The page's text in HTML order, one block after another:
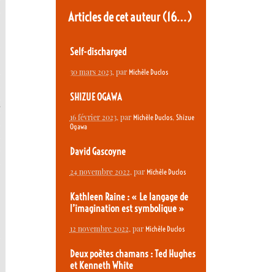
Articles de cet auteur(16…)
Self-discharged
30 mars 2023, par Michèle Duclos
SHIZUE OGAWA
16 février 2023, par Michèle Duclos, Shizue
Ogawa
David Gascoyne
24 novembre 2022, par Michèle Duclos
Kathleen Raine : « Le langage de
l’imagination est symbolique »
12 novembre 2022, par Michèle Duclos
Deux poètes chamans : Ted Hughes
et Kenneth White